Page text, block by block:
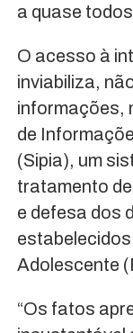
a quase
O acesso à
inviabiliza,
informações,
de
(Sipia), um
tratamento
e defesa dos
Adolescente
“Os fatos